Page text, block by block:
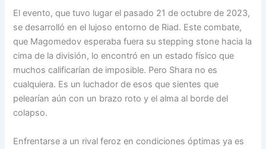
El evento, que tuvo lugar el pasado 21 de octubre de 2023,
se desarrolló en el lujoso entorno de Riad. Este combate,
que Magomedov esperaba fuera su stepping stone hacia la
cima de la división, lo encontró en un estado físico que
muchos calificarían de imposible. Pero Shara no es
cualquiera. Es un luchador de esos que sientes que
pelearían aún con un brazo roto y el alma al borde del
colapso.
Enfrentarse a un rival feroz en condiciones óptimas ya es